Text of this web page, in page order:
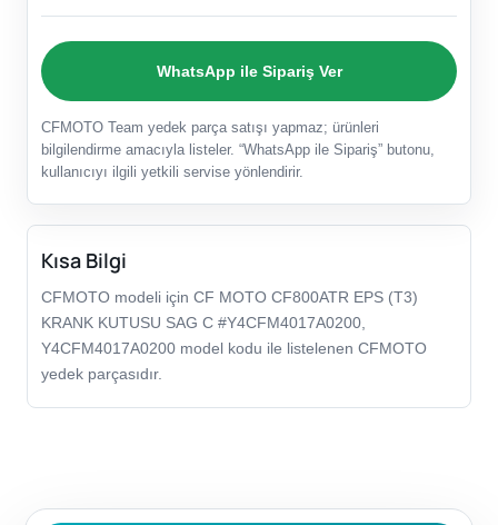
WhatsApp ile Sipariş Ver
CFMOTO Team yedek parça satışı yapmaz; ürünleri
bilgilendirme amacıyla listeler. “WhatsApp ile Sipariş” butonu,
kullanıcıyı ilgili yetkili servise yönlendirir.
Kısa Bilgi
CFMOTO modeli için CF MOTO CF800ATR EPS (T3)
KRANK KUTUSU SAG C #Y4CFM4017A0200,
Y4CFM4017A0200 model kodu ile listelenen CFMOTO
yedek parçasıdır.